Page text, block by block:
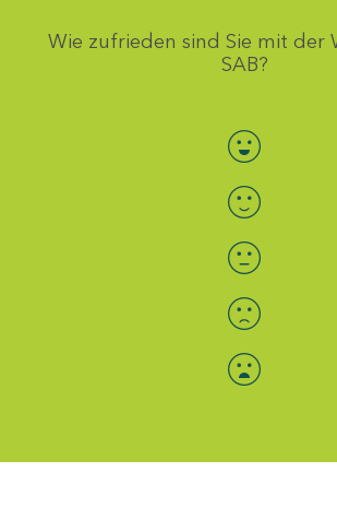
Wie zufrieden sind Sie mit der
SAB?
Bewertung